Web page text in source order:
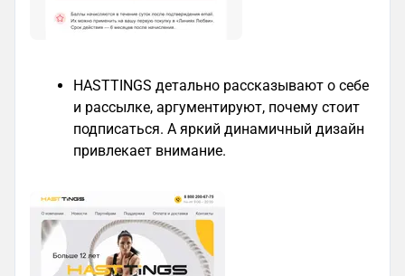
HASTTINGS детально рассказывают о себе
и рассылке, аргументируют, почему стоит
подписаться. А яркий динамичный дизайн
привлекает внимание.